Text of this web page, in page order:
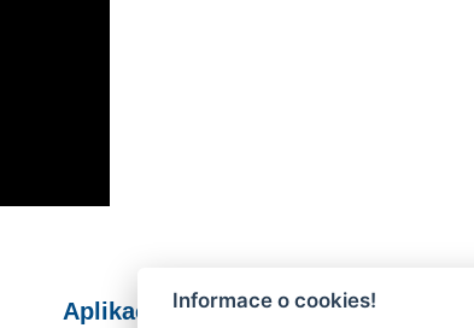
Aplikace Mobilní rozhlas
Informace o cookies!